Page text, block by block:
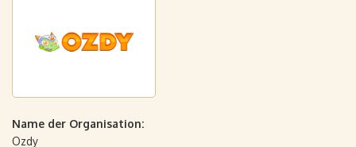
Name der Organisation:
Ozdy